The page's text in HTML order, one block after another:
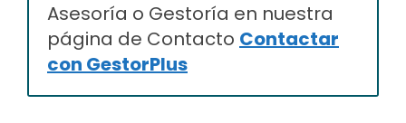
Asesoría o Gestoría en nuestra
página de Contacto Contactar
con GestorPlus